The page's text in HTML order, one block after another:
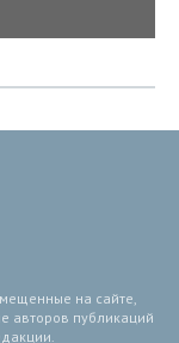
на сайте,
авторов публикаций